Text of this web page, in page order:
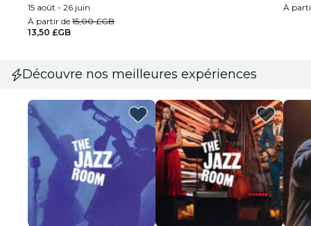
15 août - 26 juin
À partir de 15,00 £GB
13,50 £GB
À
Découvre nos meilleures expériences